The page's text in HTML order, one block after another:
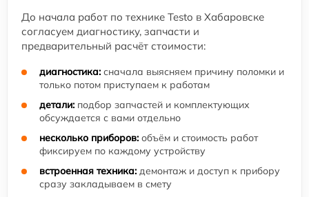
До начала работ по технике Testo в Хабаровске
согласуем диагностику, запчасти и
предварительный расчёт стоимости:
диагностика: сначала выясняем причину поломки и
только потом приступаем к работам
детали: подбор запчастей и комплектующих
обсуждается с вами отдельно
несколько приборов: объём и стоимость работ
фиксируем по каждому устройству
встроенная техника: демонтаж и доступ к прибору
сразу закладываем в смету